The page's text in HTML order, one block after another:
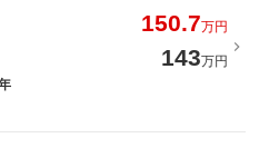
積もり依頼（無料）
150.7万円
143万円